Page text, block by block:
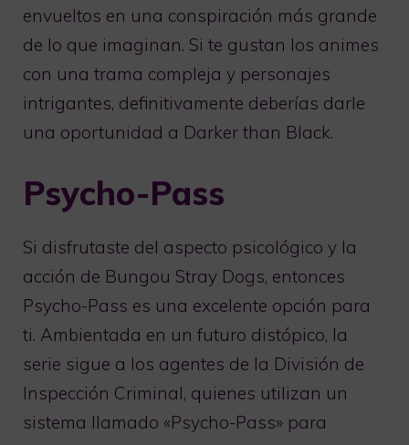
envueltos en una conspiración más grande
de lo que imaginan. Si te gustan los animes
con una trama compleja y personajes
intrigantes, definitivamente deberías darle
una oportunidad a Darker than Black.
Psycho-Pass
Si disfrutaste del aspecto psicológico y la
acción de Bungou Stray Dogs, entonces
Psycho-Pass es una excelente opción para
ti. Ambientada en un futuro distópico, la
serie sigue a los agentes de la División de
Inspección Criminal, quienes utilizan un
sistema llamado «Psycho-Pass» para